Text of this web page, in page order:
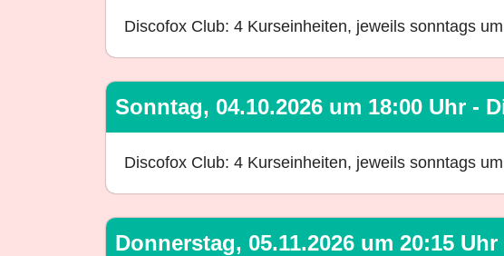
Discofox Club: 4 Kurseinheiten, jeweils sonntags
Sonntag, 04.10.2026 um 18:00 Uhr -
Discofox Club: 4 Kurseinheiten, jeweils sonntags
Donnerstag, 05.11.2026 um 20:15